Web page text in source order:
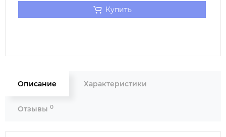
Купить
Описание Характеристики
Отзывы 0